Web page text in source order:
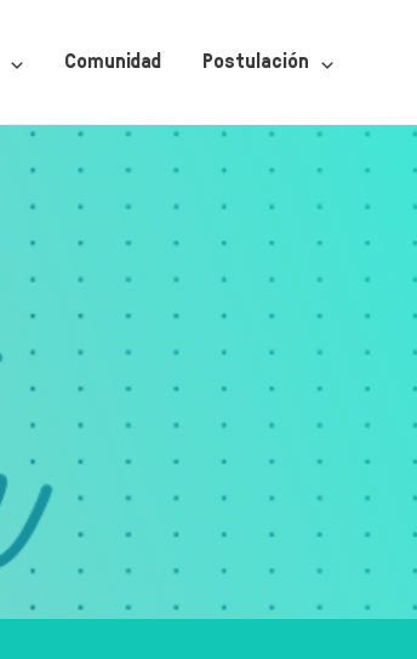
Comunidad Postulación